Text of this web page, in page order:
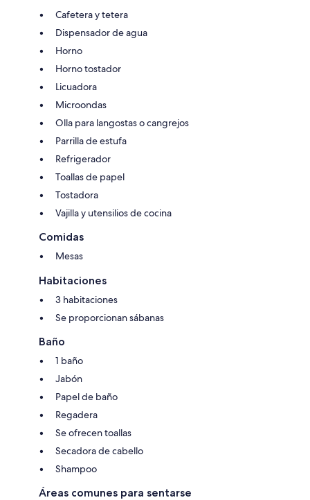
Cafetera y tetera
Dispensador de agua
Horno
Horno tostador
Licuadora
Microondas
Olla para langostas o cangrejos
Parrilla de estufa
Refrigerador
Toallas de papel
Tostadora
Vajilla y utensilios de cocina
Comidas
Mesas
Habitaciones
3 habitaciones
Se proporcionan sábanas
Baño
1 baño
Jabón
Papel de baño
Regadera
Se ofrecen toallas
Secadora de cabello
Shampoo
Áreas comunes para sentarse